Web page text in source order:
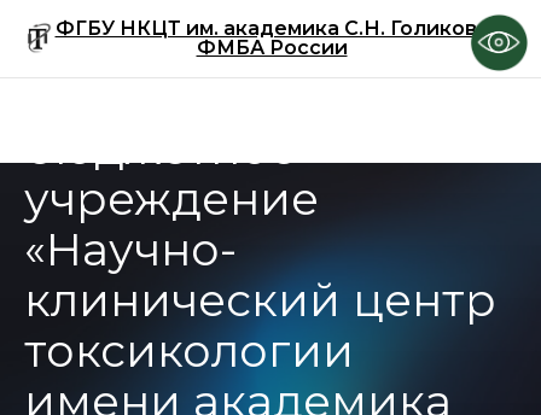
ФГБУ НКЦТ им. академика С.Н. Голикова
ФМБА России
Федеральное
государственное
бюджетное
учреждение
«Научно-
клинический центр
токсикологии
имени академика